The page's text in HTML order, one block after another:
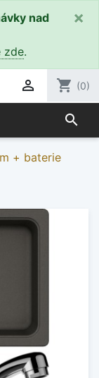
nad
zde.
×
 shopping_cart (0)
search
+ baterie